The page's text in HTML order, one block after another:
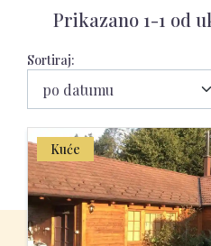
Prikazano 1-1 od
Sortiraj:
po datumu
Kuće